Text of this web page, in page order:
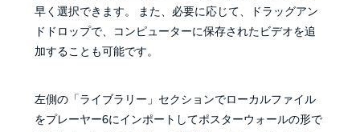
早く選択できます。 また、必要に応じて、ドラッグアン
ドドロップで、コンピューターに保存されたビデオを追
加することも可能です。
左側の「ライブラリー」セクションでローカルファイル
をプレーヤー6にインポートしてポスターウォールの形で